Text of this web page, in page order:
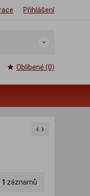
Přihlášení
Oblíbené (0)
1 záznamů